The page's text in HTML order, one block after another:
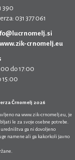
390
031 377 061
crnomelj.eu
do 17:00
15:00
Črnomelj 2026
na www.zik-crnomelj.eu , je
le za svoje osebne potrebe.
ga ni dovoljeno
namene ali ga kakorkoli javno